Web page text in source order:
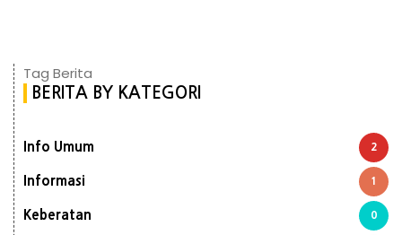
Tag Berita
BERITA BY KATEGORI
Info Umum 2
Informasi 1
Keberatan 0